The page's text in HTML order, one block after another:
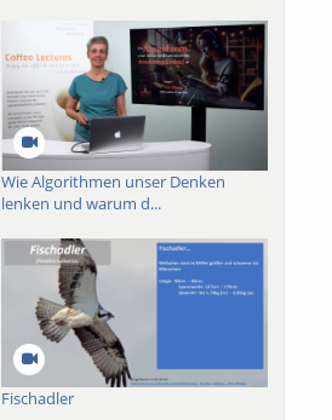
Knabenbeschneidung –
Gottes Werk oder
Wie Algorithmen unser Denken
lenken und warum d...
Fischadler